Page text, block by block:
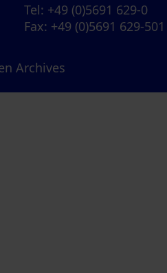
Tel: +49 (0)5691 629-0
Fax: +49 (0)5691 629-501
Archives